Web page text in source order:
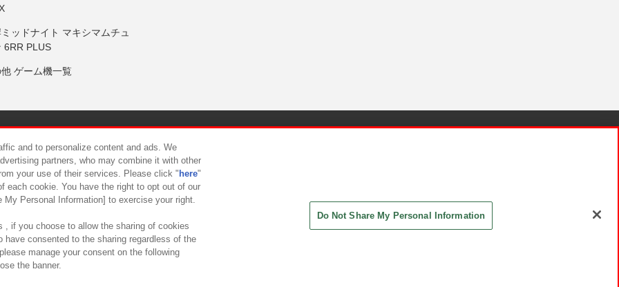
ッドナイト マキシマムチュ
6RR PLUS
ゲーム機一覧
について カスタマーハラスメント対応方針
and to personalize content and ads. We
partners, who may combine it with other
your use of their services. Please click " here"
each cookie. You have the right to opt out of our
Personal Information] to exercise your right.
, if you choose to allow the sharing of cookies
have consented to the sharing regardless of the
manage your consent on the following
the banner.
Do Not Share My Personal Information